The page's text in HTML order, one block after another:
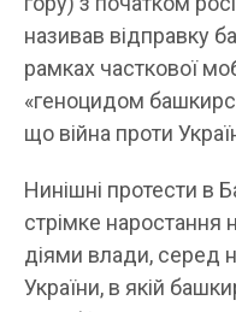
називав відправку
рамках часткової
«геноцидом
що війна проти
Нинішні протести в
стрімке
діями влади, серед
України, в якій